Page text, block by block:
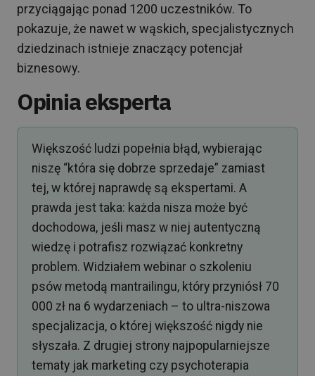
przyciągając ponad 1200 uczestników. To
pokazuje, że nawet w wąskich, specjalistycznych
dziedzinach istnieje znaczący potencjał
biznesowy.
Opinia eksperta
Większość ludzi popełnia błąd, wybierając
niszę “która się dobrze sprzedaje” zamiast
tej, w której naprawdę są ekspertami. A
prawda jest taka: każda nisza może być
dochodowa, jeśli masz w niej autentyczną
wiedzę i potrafisz rozwiązać konkretny
problem. Widziałem webinar o szkoleniu
psów metodą mantrailingu, który przyniósł 70
000 zł na 6 wydarzeniach – to ultra-niszowa
specjalizacja, o której większość nigdy nie
słyszała. Z drugiej strony najpopularniejsze
tematy jak marketing czy psychoterapia